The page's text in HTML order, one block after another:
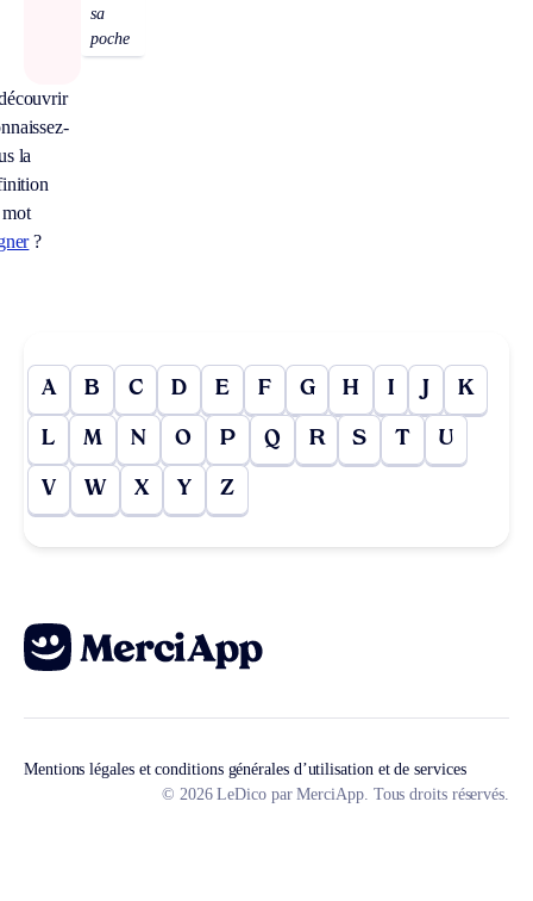
sa
poche
la
?
A B C D E F G H I J K
L M N O P Q R S T U
V W X Y Z
Mentions légales et conditions générales d’utilisation et de services
© 2026 LeDico par MerciApp. Tous droits réservés.